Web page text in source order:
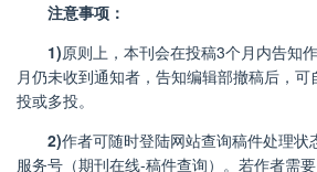
注意事项：
1)原则上，本刊会在投稿3个月内告知
月仍未收到通知者，告知编辑部撤稿后，
投或多投。
2)作者可随时登陆网站查询稿件处理状
服务号（期刊在线-稿件查询）。若作者需